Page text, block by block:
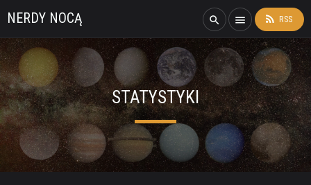
NERDY NOCĄ search menu rss_feed RSS
STATYSTYKI